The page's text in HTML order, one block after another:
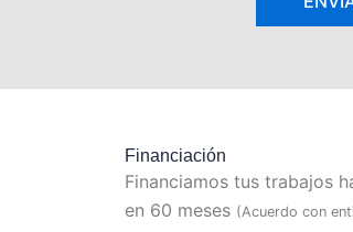
Financiación
Financiamos tus trabajos
en 60 meses (Acuerdo con